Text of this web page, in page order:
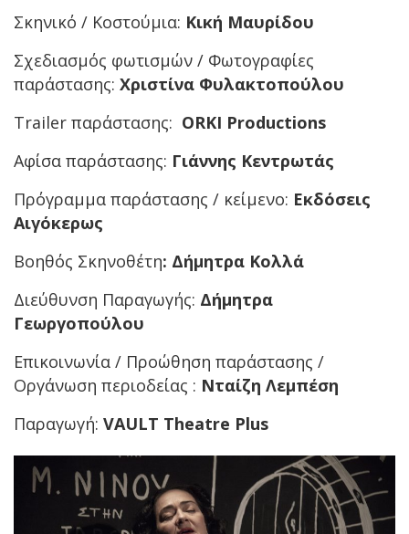
Σκηνικό / Κοστούμια: Κική Μαυρίδου
Σχεδιασμός φωτισμών / Φωτογραφίες
παράστασης: Χριστίνα Φυλακτοπούλου
Τrailer παράστασης: ORKI Productions
Αφίσα παράστασης: Γιάννης Κεντρωτάς
Πρόγραμμα παράστασης / κείμενο: Εκδόσεις
Αιγόκερως
Βοηθός Σκηνοθέτη: Δήμητρα Κολλά
Διεύθυνση Παραγωγής: Δήμητρα
Γεωργοπούλου
Επικοινωνία / Προώθηση παράστασης /
Oργάνωση περιοδείας : Νταίζη Λεμπέση
Παραγωγή: VAULT Theatre Plus